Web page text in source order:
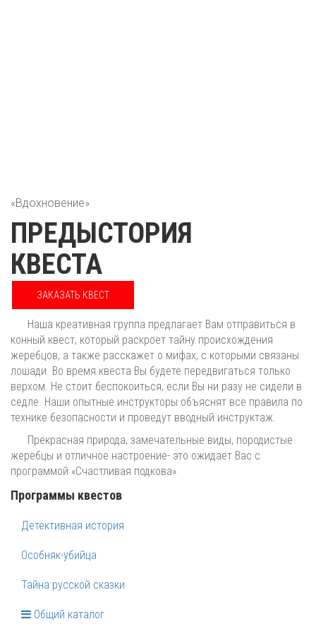
«Вдохновение»
ПРЕДЫСТОРИЯ
КВЕСТА
ЗАКАЗАТЬ КВЕСТ
Наша креативная группа предлагает Вам отправиться в
конный квест, который раскроет тайну происхождения
жеребцов, а также расскажет о мифах, с которыми связаны
лошади. Во время квеста Вы будете передвигаться только
верхом. Не стоит беспокоиться, если Вы ни разу не сидели в
седле. Наши опытные инструкторы объяснят все правила по
технике безопасности и проведут вводный инструктаж.
Прекрасная природа, замечательные виды, породистые
жеребцы и отличное настроение- это ожидает Вас с
программой «Счастливая подкова»
Программы квестов
Детективная история
Особняк-убийца
Тайна русской сказки
Общий каталог